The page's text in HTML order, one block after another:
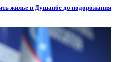
жилье в Душанбе до подорожания